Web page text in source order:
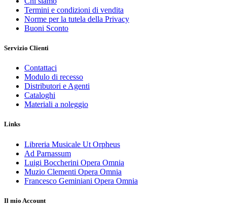
Termini e condizioni di vendita
Norme per la tutela della Privacy
Buoni Sconto
Servizio Clienti
Contattaci
Modulo di recesso
Distributori e Agenti
Cataloghi
Materiali a noleggio
Links
Libreria Musicale Ut Orpheus
Ad Parnassum
Luigi Boccherini Opera Omnia
Muzio Clementi Opera Omnia
Francesco Geminiani Opera Omnia
Il mio Account